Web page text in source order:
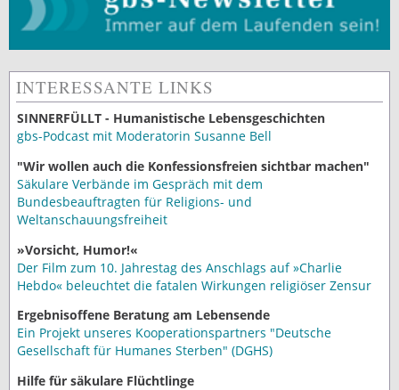
INTERESSANTE LINKS
SINNERFÜLLT - Humanistische Lebensgeschichten
gbs-Podcast mit Moderatorin Susanne Bell
"Wir wollen auch die Konfessionsfreien sichtbar machen"
Säkulare Verbände im Gespräch mit dem
Bundesbeauftragten für Religions- und
Weltanschauungsfreiheit
»Vorsicht, Humor!«
Der Film zum 10. Jahrestag des Anschlags auf »Charlie
Hebdo« beleuchtet die fatalen Wirkungen religiöser Zensur
Ergebnisoffene Beratung am Lebensende
Ein Projekt unseres Kooperationspartners "Deutsche
Gesellschaft für Humanes Sterben" (DGHS)
Hilfe für säkulare Flüchtlinge